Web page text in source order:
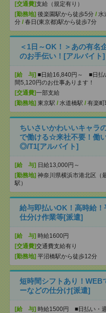
[交通費]支給（規定有り）
[勤務地] 後楽園駅から徒歩5分 / 水
分 / 春日(東京都)駅から徒歩7分
＜1日～OK！＞あの有名
のお手伝い！[アルバイト]
[給 与] ■日給16,840円～ ■日
間5,120円のお仕事あります！
[交通費]一部支給
[勤務地] 東京駅 / 水道橋駅 / 有楽町
ちいさいかわいいキャラ
で働ける☆来社不要！働
◎/T1[アルバイト]
[給 与] 日給13,000円～
[勤務地] 神奈川県横浜市港北区（
駅）
給与即払いOK！高時給！
仕分け作業等[派遣]
[給 与] 時給1600円
[交通費]交通費支給有り
[勤務地] 平沼橋駅から徒歩12分
短時間シフトあり！WEB
ーなどの仕分け[派遣]
[給 与] 時給1500円 ■日払い・